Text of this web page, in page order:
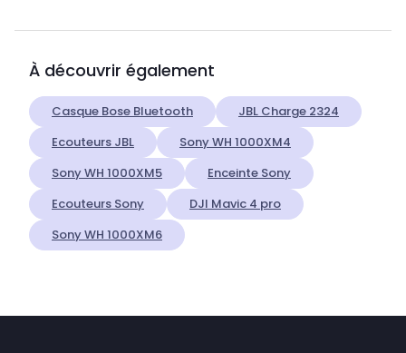
À découvrir également
Casque Bose Bluetooth
JBL Charge 2324
Ecouteurs JBL
Sony WH 1000XM4
Sony WH 1000XM5
Enceinte Sony
Ecouteurs Sony
DJI Mavic 4 pro
Sony WH 1000XM6